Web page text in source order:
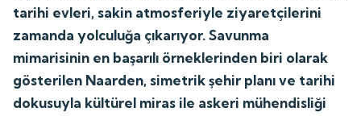
tarihi evleri, sakin atmosferiyle ziyaretçilerini
zamanda yolculuğa çıkarıyor. Savunma
mimarisinin en başarılı örneklerinden biri olarak
gösterilen Naarden, simetrik şehir planı ve tarihi
dokusuyla kültürel miras ile askeri mühendisliği